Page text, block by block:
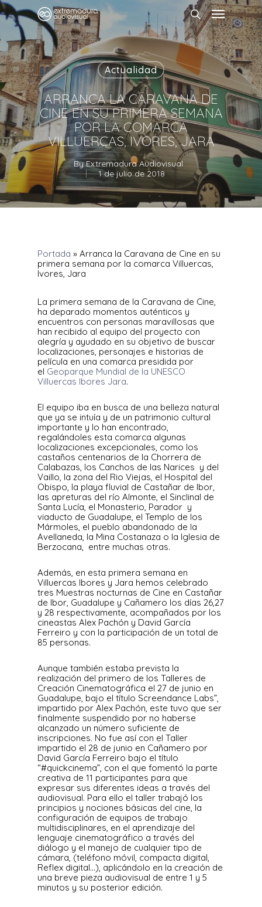
Actualidad
ARRANCA LA CARAVANA DE
CINE EN SU PRIMERA SEMANA
POR LA COMARCA
VILLUERCAS, IVORES, JARA
ByExtremadura Audiovisual
1 de julio de 2018
Portada » Arranca la Caravana de Cine en su
primera semana por la comarca Villuercas,
Ivores, Jara
La primera semana de la Caravana de Cine,
ha deparado momentos auténticos y
encuentros con personas maravillosas que
han recibido al equipo del proyecto con
alegría y ayudado en su objetivo de buscar
localizaciones, personajes e historias de
película en una comarca presidida por
el Geoparque Mundial de la UNESCO
Villuercas Ibores Jara.
El equipo iba en busca de una belleza natural
que ya se intuía y de un patrimonio cultural
importante y lo han encontrado,
regalándoles esta comarca algunas
localizaciones excepcionales, como los
castaños centenarios de la Chorrera de
Calabazas, los Canchos de las Narices y del
Vaillo, la zona del Rio Viejas, el Hospital del
Obispo, la playa fluvial de Castañar de Ibor,
las apreturas del río Almonte, el Sinclinal de
Santa Lucía, el Monasterio, Parador y
viaducto de Guadalupe, el Templo de los
Mármoles, el pueblo abandonado de la
Avellaneda, la Mina Costanaza o la Iglesia de
Berzocana, entre muchas otras.
Además, en esta primera semana en
Villuercas Ibores y Jara hemos celebrado
tres Muestras nocturnas de Cine en Castañar
de Ibor, Guadalupe y Cañamero los días 26,27
y 28 respectivamente, acompañados por los
cineastas Alex Pachón y David García
Ferreiro y con la participación de un total de
85 personas.
Aunque también estaba prevista la
realización del primero de los Talleres de
Creación Cinematográfica el 27 de junio en
Guadalupe, bajo el título Screendance Labs”,
impartido por Alex Pachón, este tuvo que ser
finalmente suspendido por no haberse
alcanzado un número suficiente de
inscripciones. No fue así con el Taller
impartido el 28 de junio en Cañamero por
David García Ferreiro bajo el título
“#quickcinema”, con el que fomentó la parte
creativa de 11 participantes para que
expresar sus diferentes ideas a través del
audiovisual. Para ello el taller trabajó los
principios y nociones básicas del cine, la
configuración de equipos de trabajo
multidisciplinares, en el aprendizaje del
lenguaje cinematográfico a través del
diálogo y el manejo de cualquier tipo de
cámara, (teléfono móvil, compacta digital,
Reflex digital…), aplicándolo en la creación de
una breve pieza audiovisual de entre 1 y 5
minutos y su posterior edición.